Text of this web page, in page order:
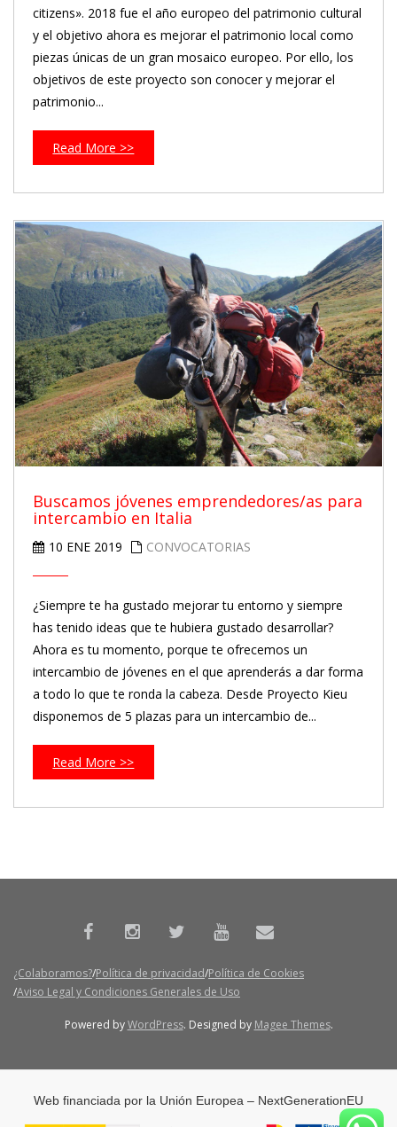
citizens». 2018 fue el año europeo del patrimonio cultural
y el objetivo ahora es mejorar el patrimonio local como
piezas únicas de un gran mosaico europeo. Por ello, los
objetivos de este proyecto son conocer y mejorar el
patrimonio...
Read More >>
Buscamos jóvenes emprendedores/as para
intercambio en Italia
10 ENE 2019 CONVOCATORIAS
¿Siempre te ha gustado mejorar tu entorno y siempre
has tenido ideas que te hubiera gustado desarrollar?
Ahora es tu momento, porque te ofrecemos un
intercambio de jóvenes en el que aprenderás a dar forma
a todo lo que te ronda la cabeza. Desde Proyecto Kieu
disponemos de 5 plazas para un intercambio de...
Read More >>
¿Colaboramos? Política de privacidad Política de Cookies
Aviso Legal y Condiciones Generales de Uso
Powered byWordPress. Designed by Magee Themes.
Web financiada por la Unión Europea – NextGenerationEU